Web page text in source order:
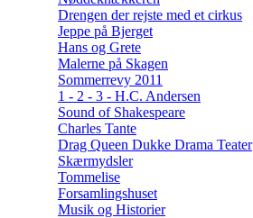
Drengen der rejste med et cirkus
Jeppe på Bjerget
Hans og Grete
Malerne på Skagen
Sommerrevy 2011
1 - 2 - 3 - H.C. Andersen
Sound of Shakespeare
Charles Tante
Drag Queen Dukke Drama Teater
Skærmydsler
Tommelise
Forsamlingshuset
Musik og Historier